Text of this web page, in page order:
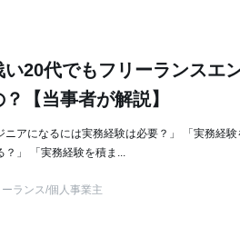
20代でもフリーランスエ
【当事者が解説】
ニアになるには実務経験は必要？」 「実務経験
？」 「実務経験を積ま...
ーランス/個人事業主